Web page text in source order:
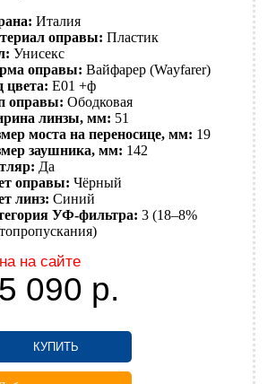
Италия
оправы: Пластик
Унисекс
оправы: Вайфарер (Wayfarer)
цвета: E01 +ф
оправы: Ободковая
линзы, мм: 51
моста на переносице, мм: 19
заушника, мм: 142
Да
оправы: Чёрный
линз: Синий
УФ-фильтра: 3 (18–8%
на сайте
090 р.
КУПИТЬ